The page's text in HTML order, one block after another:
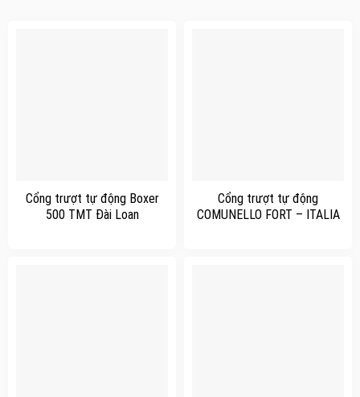
Cổng trượt tự động Boxer
500 TMT Đài Loan
Cổng trượt tự động
COMUNELLO FORT – ITALIA